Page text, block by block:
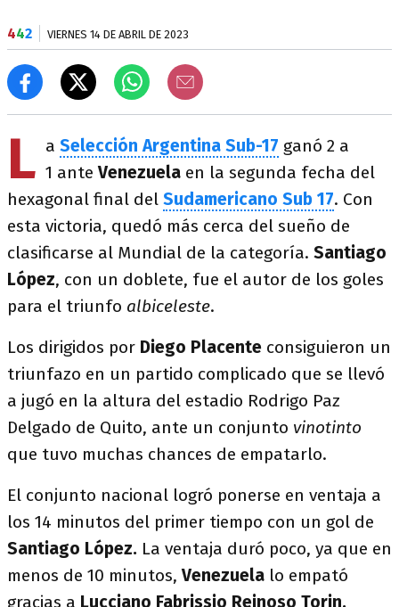
442 VIERNES 14 DE ABRIL DE 2023
L a Selección Argentina Sub-17 ganó 2 a
1 ante Venezuela en la segunda fecha del
hexagonal final del Sudamericano Sub 17. Con
esta victoria, quedó más cerca del sueño de
clasificarse al Mundial de la categoría. Santiago
López, con un doblete, fue el autor de los goles
para el triunfo albiceleste.
Los dirigidos por Diego Placente consiguieron un
triunfazo en un partido complicado que se llevó
a jugó en la altura del estadio Rodrigo Paz
Delgado de Quito, ante un conjunto vinotinto
que tuvo muchas chances de empatarlo.
El conjunto nacional logró ponerse en ventaja a
los 14 minutos del primer tiempo con un gol de
Santiago López. La ventaja duró poco, ya que en
menos de 10 minutos, Venezuela lo empató
gracias a Lucciano Fabrissio Reinoso Torin.